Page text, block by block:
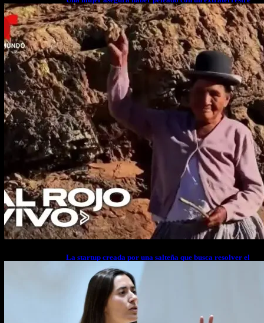
cuerpo a cuerpo
La startup creada por una salteña que busca resolver el
estrés financiero en Latinoamérica